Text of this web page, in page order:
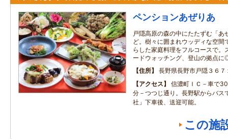
ペンションあぜりあ
戸隠高原の森の中にたたずむ「あ
ど。樹々に囲まれウッディな空間
らした家庭料理をフルコースで。
ードウォッチング、登山の拠点
住所
長野県長野市戸隠３６７
アクセス
信濃町ＩＣ－車で
分－つつじ通り。長野駅からバス
社」下車後、送迎可能。
この施